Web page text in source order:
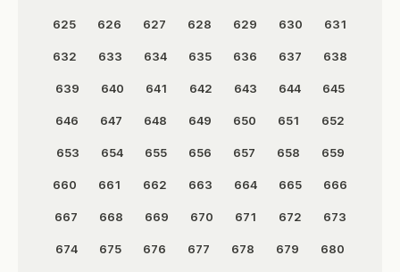
625 626 627 628 629 630 631
632 633 634 635 636 637 638
639 640 641 642 643 644 645
646 647 648 649 650 651 652
653 654 655 656 657 658 659
660 661 662 663 664 665 666
667 668 669 670 671 672 673
674 675 676 677 678 679 680